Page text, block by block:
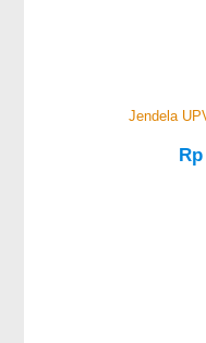
Jendela